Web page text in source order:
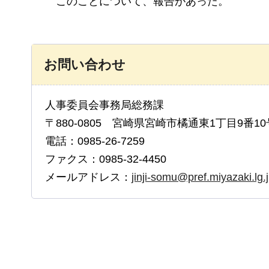
お問い合わせ
人事委員会事務局総務課
〒880-0805 宮崎県宮崎市橘通東1丁目9番10
電話：0985-26-7259
ファクス：0985-32-4450
メールアドレス： jinji-